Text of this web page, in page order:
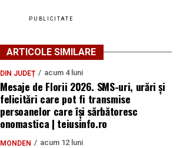
PUBLICITATE
ARTICOLE SIMILARE
DIN JUDEȚ acum 4 luni
Mesaje de Florii 2026. SMS-uri, urări și
felicitări care pot fi transmise
persoanelor care îşi sărbătoresc
onomastica | teiusinfo.ro
MONDEN acum 12 luni